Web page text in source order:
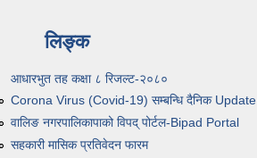
लिङ्क
आधारभुत तह कक्षा ८ रिजल्ट-२०८०
Corona Virus (Covid-19) सम्बन्धि दैनिक Update
वालिङ नगरपालिकापाको विपद् पोर्टल-Bipad Portal
सहकारी मासिक प्रतिवेदन फारम